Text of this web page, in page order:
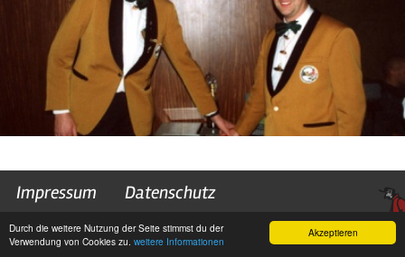
Akzeptieren
Durch die weitere Nutzung der Seite stimmst du der
Verwendung von Cookies zu. weitere Informationen
Impressum Datenschutz